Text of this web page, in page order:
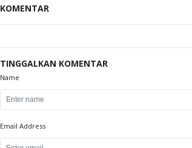
KOMENTAR
TINGGALKAN KOMENTAR
Name
Email Address